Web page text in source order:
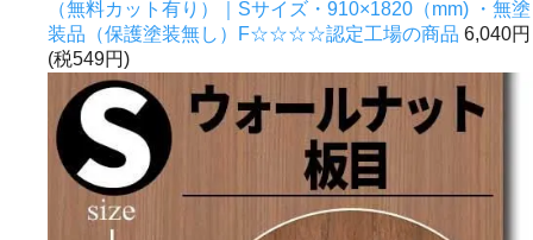
（無料カット有り）｜Sサイズ・910×1820（mm) ・無塗
装品（保護塗装無し）F☆☆☆☆認定工場の商品 6,040円
(税549円)